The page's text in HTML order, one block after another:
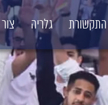
התקשורת גלריה